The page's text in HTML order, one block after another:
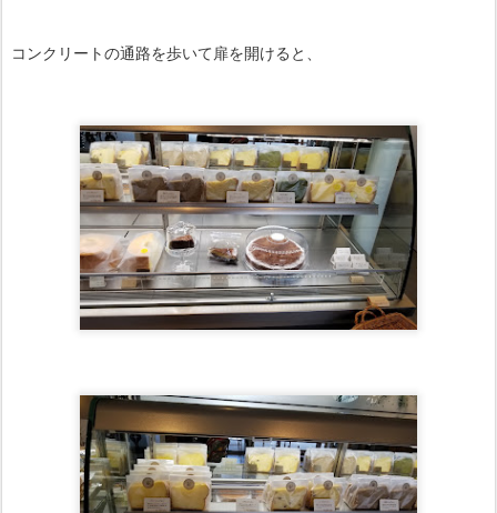
コンクリートの通路を歩いて扉を開けると、